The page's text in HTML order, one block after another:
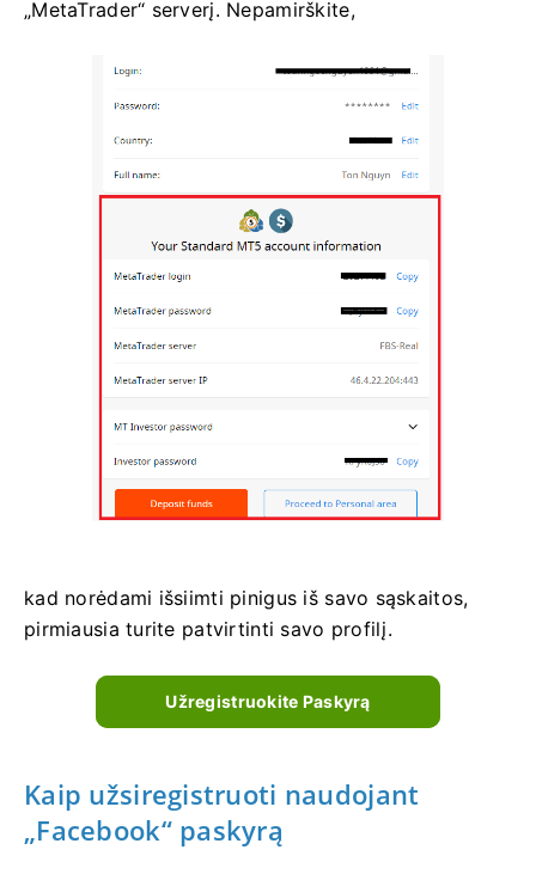
„MetaTrader“ serverį. Nepamirškite,
kad norėdami išsiimti pinigus iš savo sąskaitos,
pirmiausia turite patvirtinti savo profilį.
Užregistruokite Paskyrą
Kaip užsiregistruoti naudojant
„Facebook“ paskyrą